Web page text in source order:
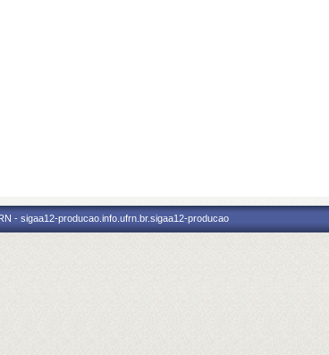
- sigaa12-producao.info.ufrn.br.sigaa12-producao